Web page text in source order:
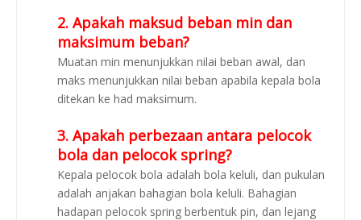
2. Apakah maksud beban min dan
maksimum beban?
Muatan min menunjukkan nilai beban awal, dan
maks menunjukkan nilai beban apabila kepala bola
ditekan ke had maksimum.
3. Apakah perbezaan antara pelocok
bola dan pelocok spring?
Kepala pelocok bola adalah bola keluli, dan pukulan
adalah anjakan bahagian bola keluli. Bahagian
hadapan pelocok spring berbentuk pin, dan lejang